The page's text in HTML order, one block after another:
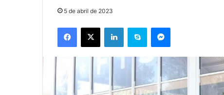
5 de abril de 2023
Facebook
X LinkedInSkype Messenger